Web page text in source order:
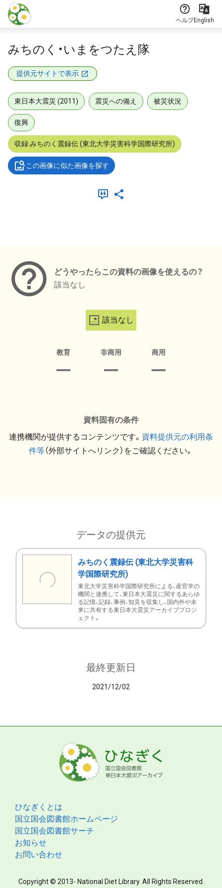
本文に飛ぶ
ヘルプEnglish
みちのく・いまをつたえ隊
提供元サイトで表示
東日本大震災 (2011) 震災への備え 被災状況
復興
収録:みちのく震録伝 (東北大学災害科学国際研究所)
この画像に似た画像を探す
どうやったらこの資料の画像を使えるの？
該当なし
該当なし
教育 非商用 商用
資料固有の条件
連携機関が提供するコンテンツです。 資料提供元の利用条
件等（外部サイトへリンク）をご確認ください。
データの提供元
みちのく震録伝 (東北大学災害科
学国際研究所)
東北大学災害科学国際研究所による、産官学の
機関と連携して、東日本大震災に関するあらゆ
る記憶、記録、事例、知見を収集し、国内外や未
来に共有する東日本大震災アーカイブプロジ
ェクト。
最終更新日
2021/12/02
ひなぎくとは
国立国会図書館ホームページ
国立国会図書館サーチ
お知らせ
お問い合わせ
Copyright © 2013- National Diet Library. All Rights Reserved.